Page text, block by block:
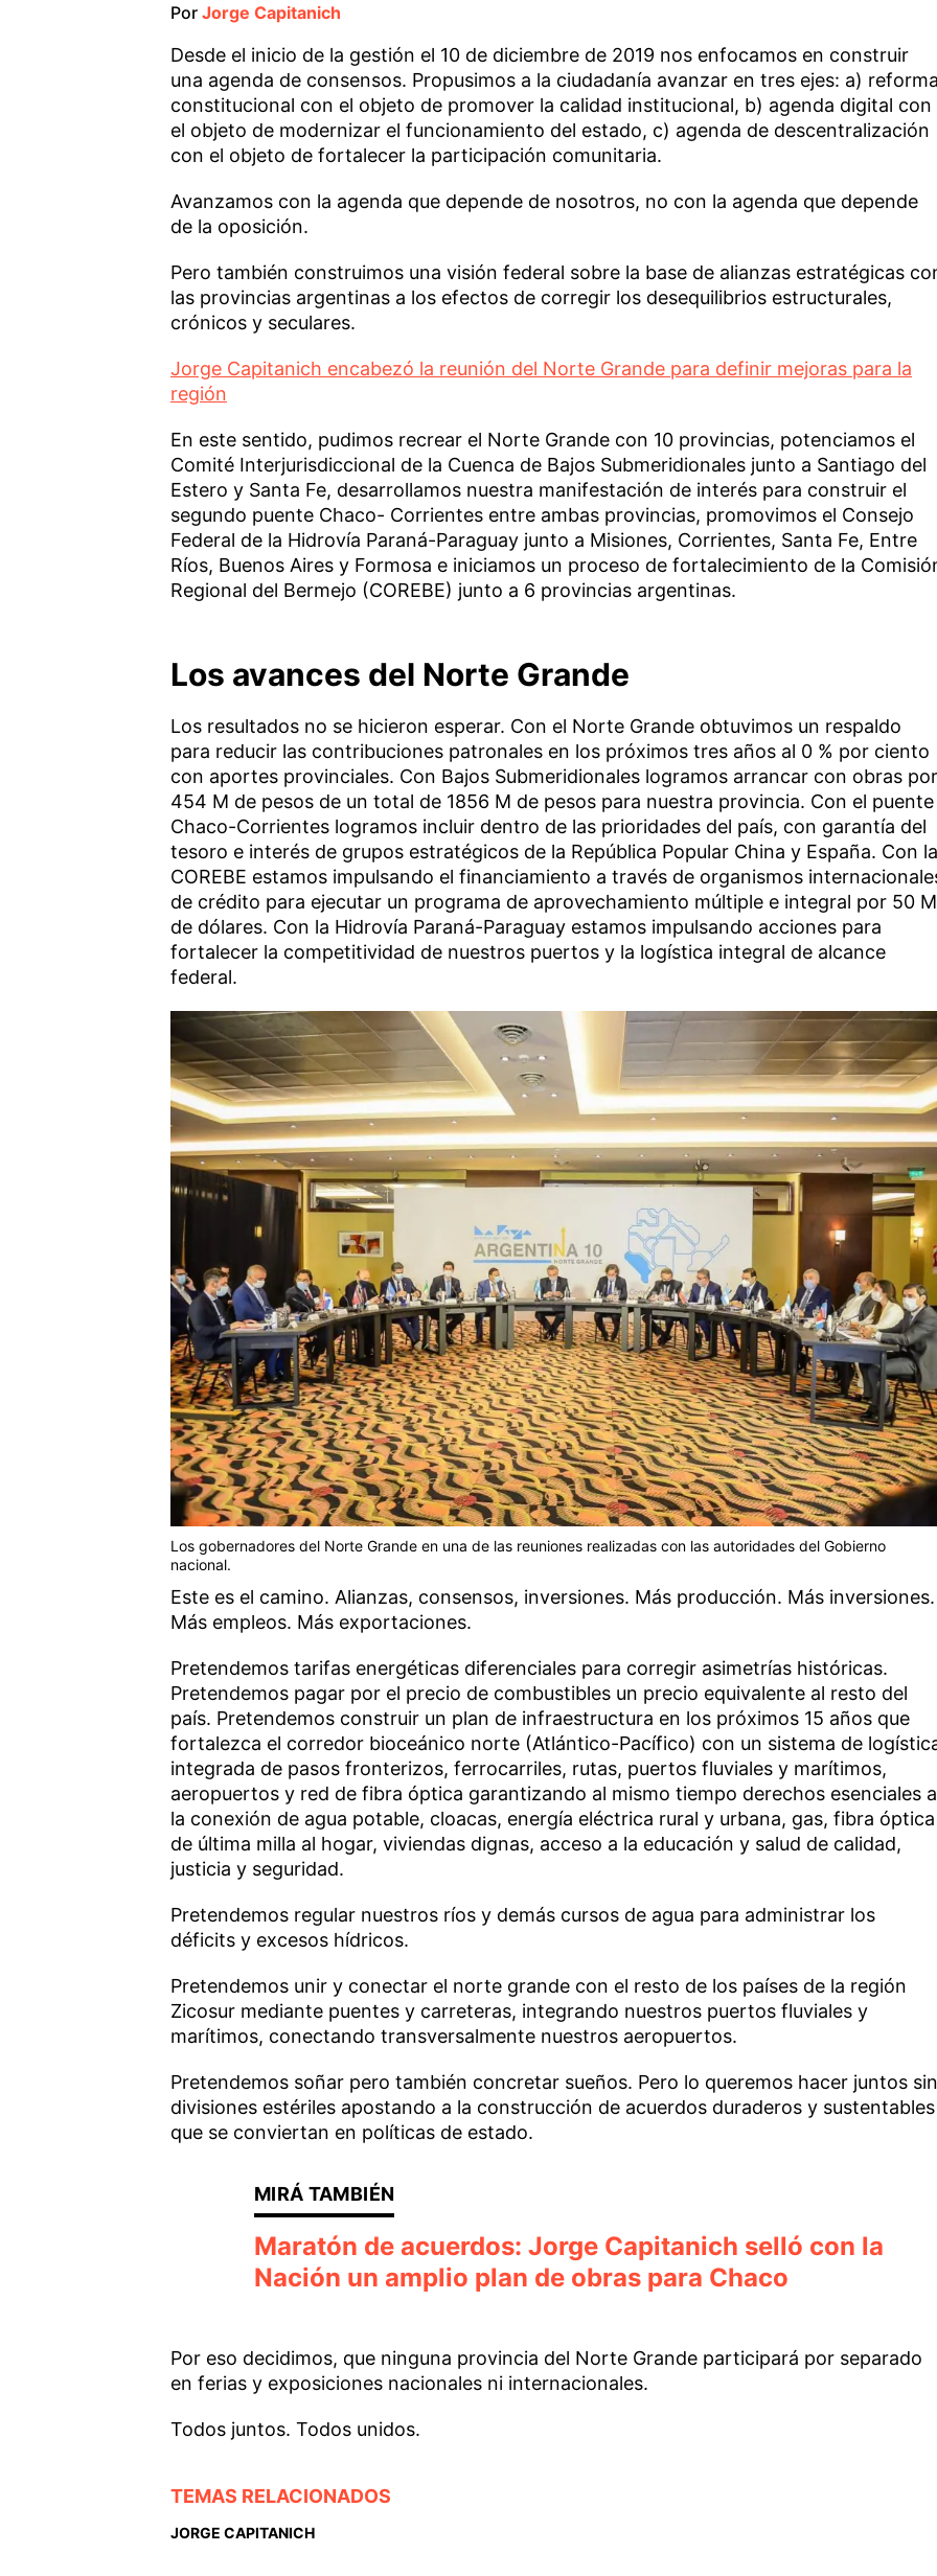
Por Jorge Capitanich
Desde el inicio de la gestión el 10 de diciembre de 2019 nos enfocamos en construir
una agenda de consensos. Propusimos a la ciudadanía avanzar en tres ejes: a) reforma
constitucional con el objeto de promover la calidad institucional, b) agenda digital con
el objeto de modernizar el funcionamiento del estado, c) agenda de descentralización
con el objeto de fortalecer la participación comunitaria.
Avanzamos con la agenda que depende de nosotros, no con la agenda que depende
de la oposición.
Pero también construimos una visión federal sobre la base de alianzas estratégicas
las provincias argentinas a los efectos de corregir los desequilibrios estructurales,
crónicos y seculares.
Jorge Capitanich encabezó la reunión del Norte Grande para definir mejoras para la
región
En este sentido, pudimos recrear el Norte Grande con 10 provincias, potenciamos el
Comité Interjurisdiccional de la Cuenca de Bajos Submeridionales junto a Santiago del
Estero y Santa Fe, desarrollamos nuestra manifestación de interés para construir el
segundo puente Chaco- Corrientes entre ambas provincias, promovimos el Consejo
Federal de la Hidrovía Paraná-Paraguay junto a Misiones, Corrientes, Santa Fe, Entre
Ríos, Buenos Aires y Formosa e iniciamos un proceso de fortalecimiento de la
Regional del Bermejo (COREBE) junto a 6 provincias argentinas.
Los avances del Norte Grande
Los resultados no se hicieron esperar. Con el Norte Grande obtuvimos un respaldo
para reducir las contribuciones patronales en los próximos tres años al 0 % por ciento
con aportes provinciales. Con Bajos Submeridionales logramos arrancar con obras por
454 M de pesos de un total de 1856 M de pesos para nuestra provincia. Con el puente
Chaco-Corrientes logramos incluir dentro de las prioridades del país, con garantía del
tesoro e interés de grupos estratégicos de la República Popular China y España. Con la
COREBE estamos impulsando el financiamiento a través de organismos
de crédito para ejecutar un programa de aprovechamiento múltiple e integral por 50 M
de dólares. Con la Hidrovía Paraná-Paraguay estamos impulsando acciones para
fortalecer la competitividad de nuestros puertos y la logística integral de alcance
federal.
Los gobernadores del Norte Grande en una de las reuniones realizadas con las autoridades del Gobierno
nacional.
Este es el camino. Alianzas, consensos, inversiones. Más producción. Más inversiones.
Más empleos. Más exportaciones.
Pretendemos tarifas energéticas diferenciales para corregir asimetrías históricas.
Pretendemos pagar por el precio de combustibles un precio equivalente al resto del
país. Pretendemos construir un plan de infraestructura en los próximos 15 años que
fortalezca el corredor bioceánico norte (Atlántico-Pacífico) con un sistema de
integrada de pasos fronterizos, ferrocarriles, rutas, puertos fluviales y marítimos,
aeropuertos y red de fibra óptica garantizando al mismo tiempo derechos esenciales a
la conexión de agua potable, cloacas, energía eléctrica rural y urbana, gas, fibra óptica
de última milla al hogar, viviendas dignas, acceso a la educación y salud de calidad,
justicia y seguridad.
Pretendemos regular nuestros ríos y demás cursos de agua para administrar los
déficits y excesos hídricos.
Pretendemos unir y conectar el norte grande con el resto de los países de la región
Zicosur mediante puentes y carreteras, integrando nuestros puertos fluviales y
marítimos, conectando transversalmente nuestros aeropuertos.
Pretendemos soñar pero también concretar sueños. Pero lo queremos hacer juntos sin
divisiones estériles apostando a la construcción de acuerdos duraderos y sustentables
que se conviertan en políticas de estado.
Maratón de acuerdos: Jorge Capitanich selló con la
Nación un amplio plan de obras para Chaco
Por eso decidimos, que ninguna provincia del Norte Grande participará por separado
en ferias y exposiciones nacionales ni internacionales.
Todos juntos. Todos unidos.
TEMAS RELACIONADOS
JORGE CAPITANICH